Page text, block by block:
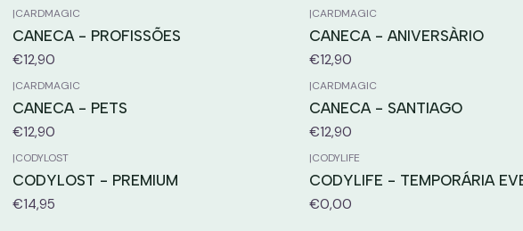
|CARDMAGIC
CANECA - PROFISSÕES
€12,90
|CARDMAGIC
CANECA - ANIVERSÀRIO
€12,90
|CARDMAGIC
CANECA - PETS
€12,90
|CARDMAGIC
CANECA - SANTIAGO
€12,90
|CODYLOST
CODYLOST - PREMIUM
€14,95
|CODYLIFE
CODYLIFE - TEMPORÁRIA
€0,00